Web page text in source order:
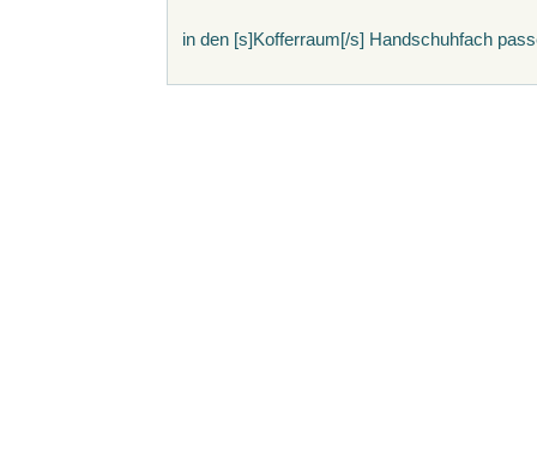
in den [s]Kofferraum[/s] Handschuhfach